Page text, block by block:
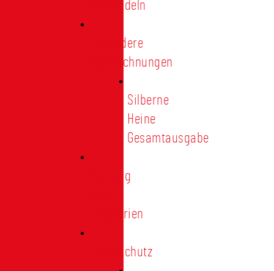
Treunadeln
Besondere
Auszeichnungen
Silberne
Heine
Gesamtausgabe
Satzung
Regularien
Datenschutz